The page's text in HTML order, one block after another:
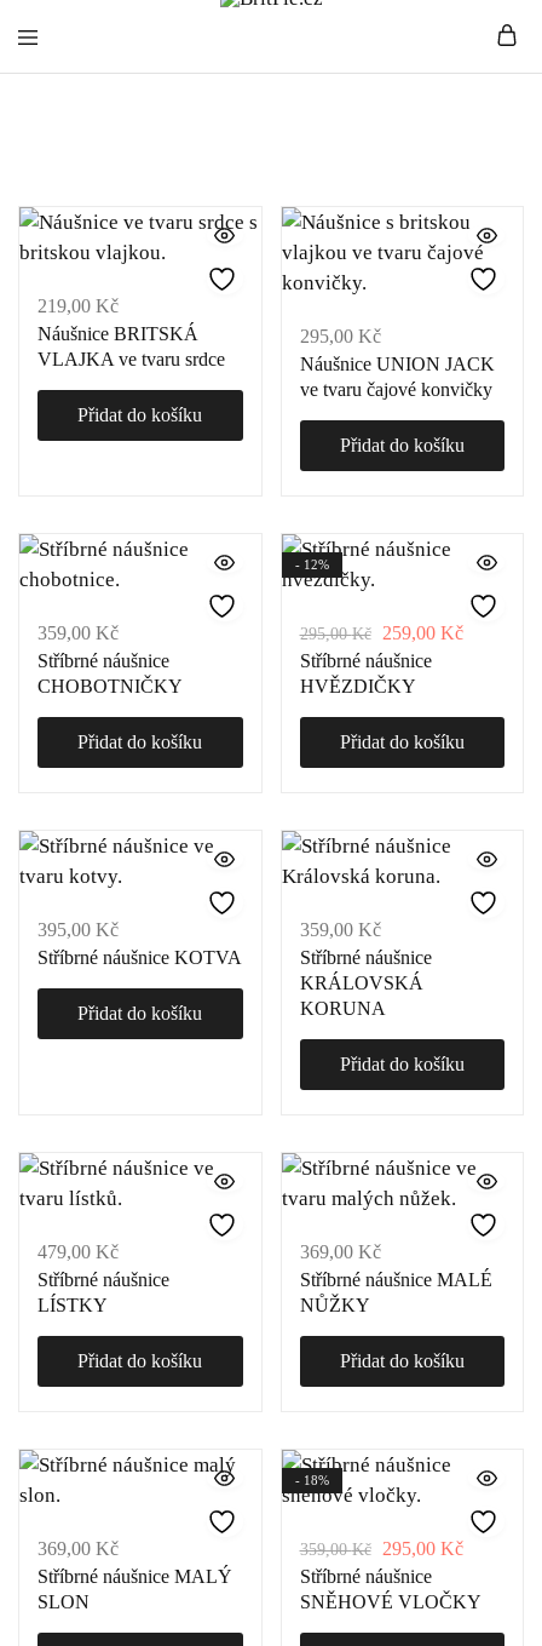
219,00 Kč
Náušnice BRITSKÁ
VLAJKA ve tvaru srdce
Přidat do košíku
295,00 Kč
Náušnice UNION JACK
ve tvaru čajové konvičky
Přidat do košíku
359,00 Kč
Stříbrné náušnice
CHOBOTNIČKY
Přidat do košíku
- 12%
295,00Kč 259,00 Kč
Stříbrné náušnice
HVĚZDIČKY
Přidat do košíku
395,00 Kč
Stříbrné náušnice KOTVA
Přidat do košíku
359,00 Kč
Stříbrné náušnice
KRÁLOVSKÁ
KORUNA
Přidat do košíku
479,00 Kč
Stříbrné náušnice
LÍSTKY
Přidat do košíku
369,00 Kč
Stříbrné náušnice MALÉ
NŮŽKY
Přidat do košíku
369,00 Kč
Stříbrné náušnice MALÝ
SLON
- 18%
359,00Kč 295,00 Kč
Stříbrné náušnice
SNĚHOVÉ VLOČKY